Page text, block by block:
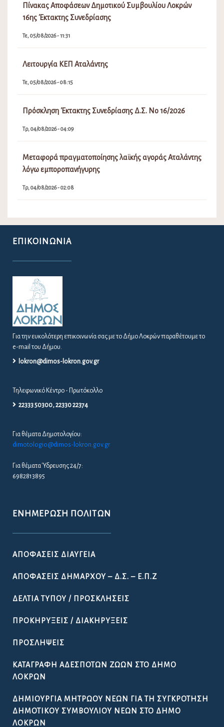
Πίνακας Αποφάσεων Δημοτικού Συμβουλίου Λοκρών
16ης Έκτακτης Συνεδρίασης
Τε, 05/08/2026 - 11:31
Λειτουργία ΚΕΠ Αταλάντης
Τε, 05/08/2026 - 08:15
Πρόσκληση Έκτακτης Συνεδρίασης Δ.Σ. Νο 16/2026
Τρ, 04/08/2026 - 04:09
Μεταφορά πραγματοποίησης λαϊκής αγοράς Αταλάντης
λόγω εμποροπανήγυρης
Τρ, 04/08/2026 - 02:08
ΕΠΙΚΟΙΝΩΝΊΑ
Για την ευκολότερη επικοινωνία σας με το Δήμο Λοκρών παραθέτουμε το
e-mail του Δήμου.
lokron@dimos-lokron.gov.gr
Τηλεφωνικό Κέντρο - Πρωτόκολλο
22333 50300, 22330 22374
Για θέματα Δημοτολογίου:
dimotologio@dimos-lokron.gov.gr
Για θέματα Ύδρευσης 24/7:
6982813895
ΕΝΗΜΈΡΩΣΗ ΠΟΛΙΤΏΝ
ΑΠΟΦΆΣΕΙΣ ΔΙΑΎΓΕΙΑ
ΑΠΟΦΆΣΕΙΣ ΔΗΜΆΡΧΟΥ – Δ.Σ. – Ε.Π.Ζ
ΔΕΛΤΊΑ ΤΎΠΟΥ / ΠΡΟΣΚΛΉΣΕΙΣ
ΠΡΟΚΗΡΎΞΕΙΣ / ΔΙΑΚΗΡΎΞΕΙΣ
ΠΡΟΣΛΉΨΕΙΣ
ΚΑΤΑΓΡΑΦΉ ΑΔΈΣΠΟΤΩΝ ΖΏΩΝ ΣΤΟ ΔΉΜΟ
ΛΟΚΡΏΝ
ΔΗΜΙΟΥΡΓΊΑ ΜΗΤΡΏΟΥ ΝΈΩΝ ΓΙΑ ΤΗ ΣΥΓΚΡΌΤΗΣΗ
ΔΗΜΟΤΙΚΟΎ ΣΥΜΒΟΥΛΊΟΥ ΝΈΩΝ ΣΤΟ ΔΉΜΟ
ΛΟΚΡΏΝ